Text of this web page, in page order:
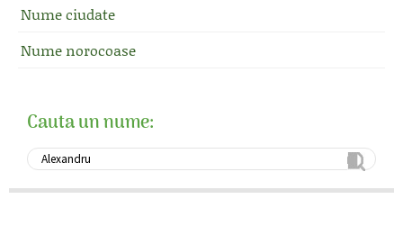
Nume ciudate
Nume norocoase
Cauta un nume: